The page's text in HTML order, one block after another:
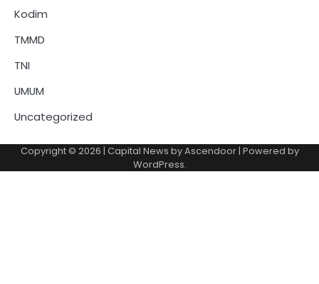
Kodim
TMMD
TNI
UMUM
Uncategorized
Copyright © 2026 | Capital News byAscendoor| Powered by
WordPress.